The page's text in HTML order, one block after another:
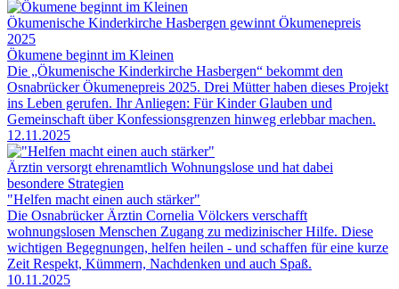
Ökumenische Kinderkirche Hasbergen gewinnt Ökumenepreis
2025
Ökumene beginnt im Kleinen
Die „Ökumenische Kinderkirche Hasbergen“ bekommt den
Osnabrücker Ökumenepreis 2025. Drei Mütter haben dieses Projekt
ins Leben gerufen. Ihr Anliegen: Für Kinder Glauben und
Gemeinschaft über Konfessionsgrenzen hinweg erlebbar machen.
12.11.2025
Ärztin versorgt ehrenamtlich Wohnungslose und hat dabei
besondere Strategien
"Helfen macht einen auch stärker"
Die Osnabrücker Ärztin Cornelia Völckers verschafft
wohnungslosen Menschen Zugang zu medizinischer Hilfe. Diese
wichtigen Begegnungen, helfen heilen - und schaffen für eine kurze
Zeit Respekt, Kümmern, Nachdenken und auch Spaß.
10.11.2025